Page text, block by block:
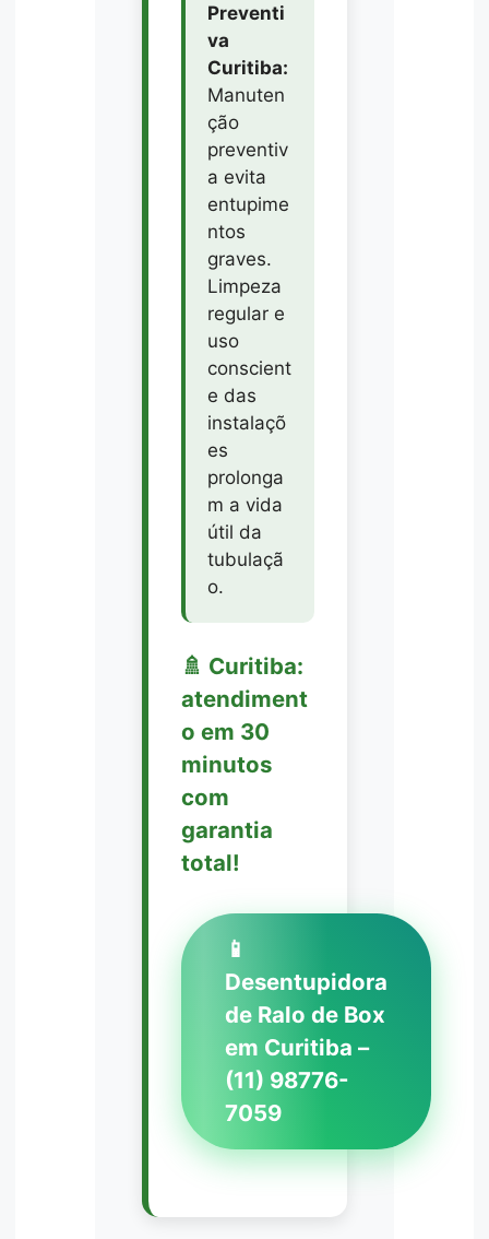
Preventi
va
Curitiba:
Manuten
ção
preventiv
a evita
entupime
ntos
graves.
Limpeza
regular e
uso
conscient
e das
instalaçõ
es
prolonga
m a vida
útil da
tubulaçã
o.
🚿 Curitiba:
atendiment
o em 30
minutos
com
garantia
total!
📱
Desentupidora
de Ralo de Box
em Curitiba –
(11) 98776-
7059